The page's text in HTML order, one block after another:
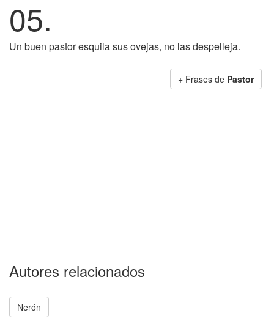
05.
Un buen pastor esquila sus ovejas, no las despelleja.
+ Frases de Pastor
Autores relacionados
Nerón